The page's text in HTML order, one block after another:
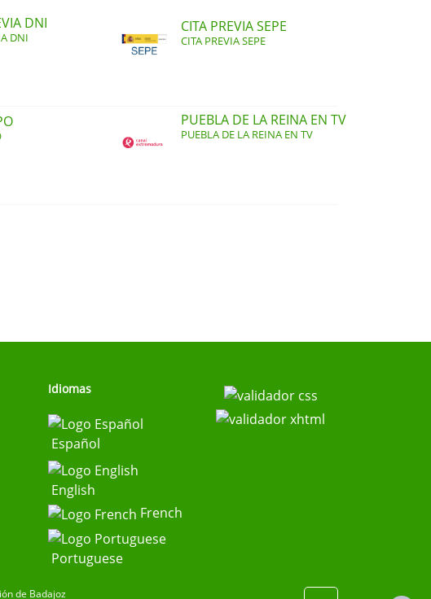
DNI
DNI
CITA PREVIA SEPE
CITA PREVIA SEPE
PUEBLA DE LA REINA EN TV
PUEBLA DE LA REINA EN TV
Idiomas
Español
English
French
Portuguese
de Badajoz